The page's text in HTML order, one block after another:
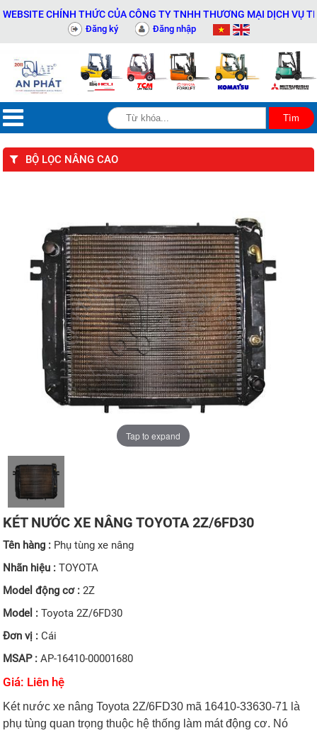
CHÍNH THỨC CỦA CÔNG TY TNHH THƯƠNG MẠI DỊCH VỤ
Đăng ký Đăng nhập
BỘ LỌC NÂNG CAO
Tap to expand
KÉT NƯỚC XE NÂNG TOYOTA 2Z/6FD30
Tên hàng : Phụ tùng xe nâng
Nhãn hiệu :TOYOTA
Model động cơ :2Z
Model :Toyota 2Z/6FD30
Đơn vị :Cái
MSAP :AP-16410-00001680
Giá: Liên hệ
Két nước xe nâng Toyota 2Z/6FD30 mã 16410-33630-71 là
phụ tùng quan trọng thuộc hệ thống làm mát động cơ. Nó